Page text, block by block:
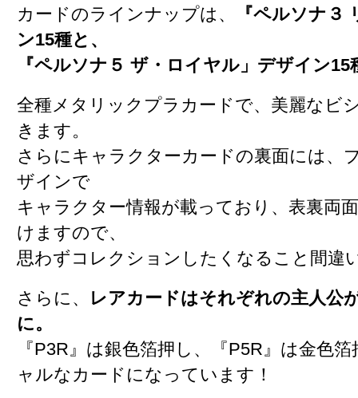
カードのラインナップは、
『ペルソナ３
ン15種と、
『ペルソナ５ ザ・ロイヤル」デザイン15
全種メタリックプラカードで、美麗なビ
きます。
さらにキャラクターカードの裏面には、
ザインで
キャラクター情報が載っており、表裏両
けますので、
思わずコレクションしたくなること間違
さらに、
レアカードはそれぞれの主人公
に。
『P3R』は銀色箔押し、『P5R』は金色
ャルなカードになっています！